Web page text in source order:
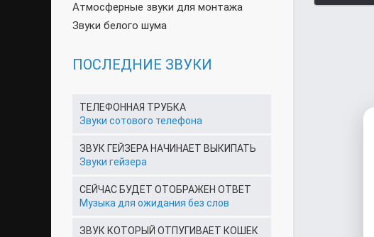
Атмосферные звуки для монтажа
Звуки белого шума
ПОСЛЕДНИЕ ЗВУКИ
ТЕЛЕФОННАЯ ТРУБКА
Звуки сотового телефона
ЗВУК ГЕЙЗЕРА НАЧИНАЕТ ВЫКИПАТЬ
Звуки гейзера
СЕЙЧАС БУДЕТ ОТОБРАЖЕН ОТВЕТ
Музыка для ожидания без слов
ЗВУК КОТОРЫЙ ОТПУГИВАЕТ КОШЕК